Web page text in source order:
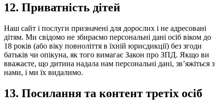
12. Приватність дітей
Наш сайт і послуги призначені для дорослих і не адресовані
дітям. Ми свідомо не збираємо персональні дані осіб віком до
18 років (або віку повноліття в їхній юрисдикції) без згоди
батьків чи опікуна, як того вимагає Закон про ЗПД. Якщо ви
вважаєте, що дитина надала нам персональні дані, звʼяжіться з
нами, і ми їх видалимо.
13. Посилання та контент третіх осіб